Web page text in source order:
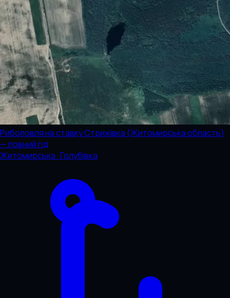
Риболовля на ставку Стрижівка (Житомирська область)
— повний гід
Житомирська · Голубівка